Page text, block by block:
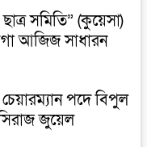
ছাত্র সমিতি” (কুয়েসা)
আজিজ সাধারন
পদে বিপুল
জুয়েল